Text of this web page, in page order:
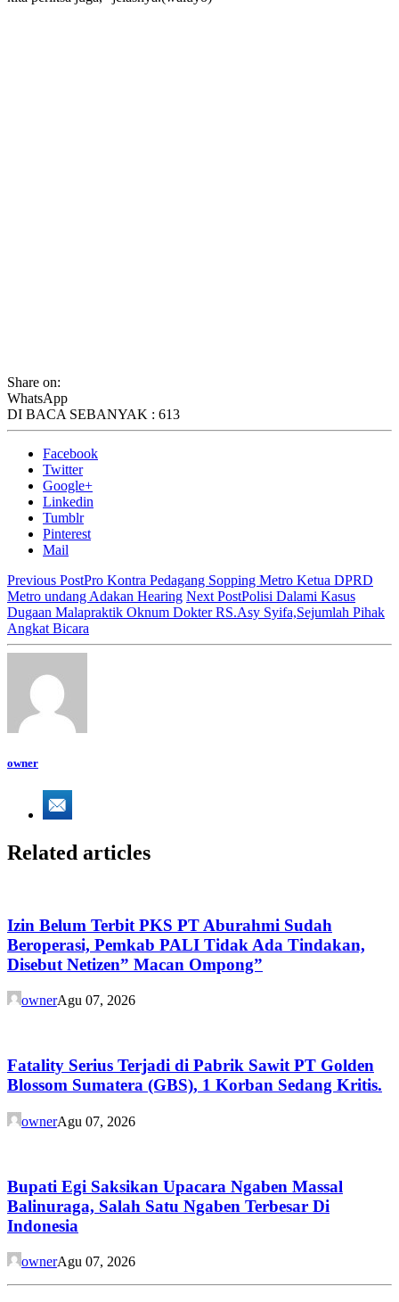
Share on:
WhatsApp
DI BACA SEBANYAK : 613
Facebook
Twitter
Google+
Linkedin
Tumblr
Pinterest
Mail
Previous PostPro Kontra Pedagang Sopping Metro Ketua DPRD
Metro undang Adakan Hearing Next PostPolisi Dalami Kasus
Dugaan Malapraktik Oknum Dokter RS.Asy Syifa,Sejumlah Pihak
Angkat Bicara
owner
Related articles
Izin Belum Terbit PKS PT Aburahmi Sudah
Beroperasi, Pemkab PALI Tidak Ada Tindakan,
Disebut Netizen” Macan Ompong”
ownerAgu 07, 2026
Fatality Serius Terjadi di Pabrik Sawit PT Golden
Blossom Sumatera (GBS), 1 Korban Sedang Kritis.
ownerAgu 07, 2026
Bupati Egi Saksikan Upacara Ngaben Massal
Balinuraga, Salah Satu Ngaben Terbesar Di
Indonesia
ownerAgu 07, 2026